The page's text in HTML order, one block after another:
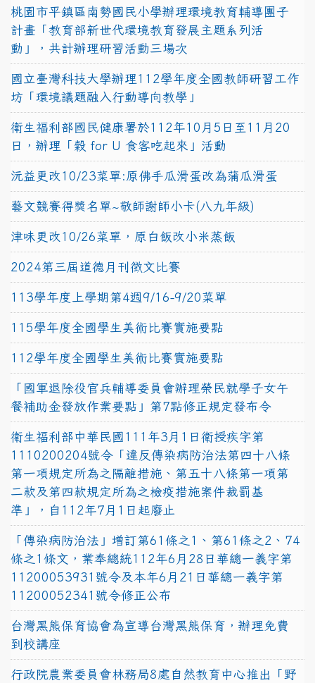
桃園市平鎮區南勢國民小學辦理環境教育輔導團子
計畫「教育部新世代環境教育發展主題系列活
動」，共計辦理研習活動三場次
國立臺灣科技大學辦理112學年度全國教師研習工作
坊「環境議題融入行動導向教學」
衛生福利部國民健康署於112年10月5日至11月20
日，辦理「穀 for U 食客吃起來」活動
沅益更改10/23菜單:原佛手瓜滑蛋改為蒲瓜滑蛋
藝文競賽得獎名單~敬師謝師小卡(八九年級)
津味更改10/26菜單，原白飯改小米蒸飯
2024第三屆道德月刊徵文比賽
113學年度上學期第4週9/16-9/20菜單
115學年度全國學生美術比賽實施要點
112學年度全國學生美術比賽實施要點
「國軍退除役官兵輔導委員會辦理榮民就學子女午
餐補助金發放作業要點」第7點修正規定發布令
衛生福利部中華民國111年3月1日衛授疾字第
1110200204號令「違反傳染病防治法第四十八條
第一項規定所為之隔離措施、第五十八條第一項第
二款及第四款規定所為之檢疫措施案件裁罰基
準」，自112年7月1日起廢止
「傳染病防治法」增訂第61條之1、第61條之2、74
條之1條文，業奉總統112年6月28日華總一義字第
11200053931號令及本年6月21日華總一義字第
11200052341號令修正公布
台灣黑熊保育協會為宣導台灣黑熊保育，辦理免費
到校講座
行政院農業委員會林務局8處自然教育中心推出「野